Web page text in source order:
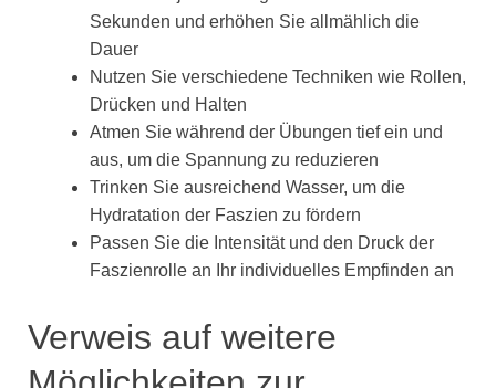
Sekunden und erhöhen Sie allmählich die
Dauer
Nutzen Sie verschiedene Techniken wie Rollen,
Drücken und Halten
Atmen Sie während der Übungen tief ein und
aus, um die Spannung zu reduzieren
Trinken Sie ausreichend Wasser, um die
Hydratation der Faszien zu fördern
Passen Sie die Intensität und den Druck der
Faszienrolle an Ihr individuelles Empfinden an
Verweis auf weitere